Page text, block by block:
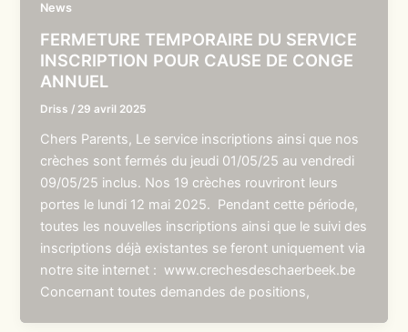
News
FERMETURE TEMPORAIRE DU SERVICE
INSCRIPTION POUR CAUSE DE CONGE
ANNUEL
Driss / 29 avril 2025
Chers Parents, Le service inscriptions ainsi que nos
crèches sont fermés du jeudi 01/05/25 au vendredi
09/05/25 inclus. Nos 19 crèches rouvriront leurs
portes le lundi 12 mai 2025. Pendant cette période,
toutes les nouvelles inscriptions ainsi que le suivi des
inscriptions déjà existantes se feront uniquement via
notre site internet : www.crechesdeschaerbeek.be
Concernant toutes demandes de positions,